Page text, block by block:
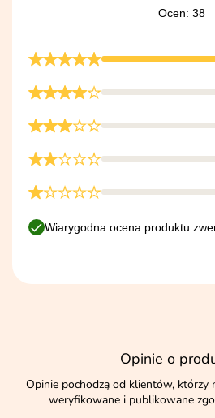
Ocen: 38
Wiarygodna ocena produktu
Opinie o
Opinie pochodzą od klientów, którzy
weryfikowane i publikowane